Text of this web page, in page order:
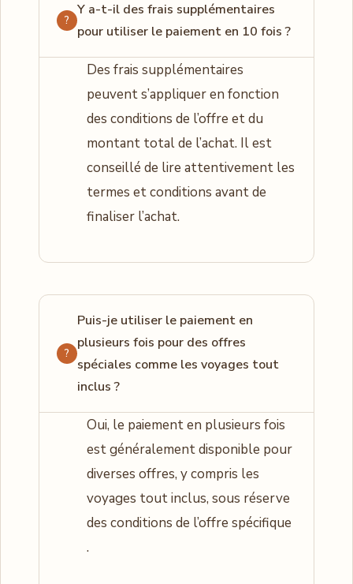
Y a-t-il des frais supplémentaires
pour utiliser le paiement en 10 fois ?
Des frais supplémentaires
peuvent s’appliquer en fonction
des conditions de l’offre et du
montant total de l’achat. Il est
conseillé de lire attentivement les
termes et conditions avant de
finaliser l’achat.
Puis-je utiliser le paiement en
plusieurs fois pour des offres
spéciales comme les voyages tout
inclus ?
Oui, le paiement en plusieurs fois
est généralement disponible pour
diverses offres, y compris les
voyages tout inclus, sous réserve
des conditions de l’offre spécifique
.